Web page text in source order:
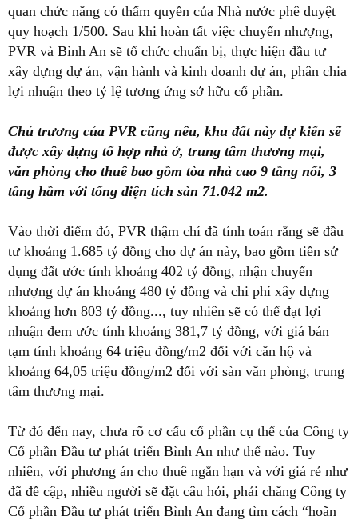
quan chức năng có thẩm quyền của Nhà nước phê duyệt
quy hoạch 1/500. Sau khi hoàn tất việc chuyển nhượng,
PVR và Bình An sẽ tổ chức chuẩn bị, thực hiện đầu tư
xây dựng dự án, vận hành và kinh doanh dự án, phân chia
lợi nhuận theo tỷ lệ tương ứng sở hữu cổ phần.
Chủ trương của PVR cũng nêu, khu đất này dự kiến sẽ
được xây dựng tổ hợp nhà ở, trung tâm thương mại,
văn phòng cho thuê bao gồm tòa nhà cao 9 tầng nổi, 3
tầng hầm với tổng diện tích sàn 71.042 m2.
Vào thời điểm đó, PVR thậm chí đã tính toán rằng sẽ đầu
tư khoảng 1.685 tỷ đồng cho dự án này, bao gồm tiền sử
dụng đất ước tính khoảng 402 tỷ đồng, nhận chuyển
nhượng dự án khoảng 480 tỷ đồng và chi phí xây dựng
khoảng hơn 803 tỷ đồng..., tuy nhiên sẽ có thể đạt lợi
nhuận đem ước tính khoảng 381,7 tỷ đồng, với giá bán
tạm tính khoảng 64 triệu đồng/m2 đối với căn hộ và
khoảng 64,05 triệu đồng/m2 đối với sàn văn phòng, trung
tâm thương mại.
Từ đó đến nay, chưa rõ cơ cấu cổ phần cụ thể của Công ty
Cổ phần Đầu tư phát triển Bình An như thế nào. Tuy
nhiên, với phương án cho thuê ngắn hạn và với giá rẻ như
đã đề cập, nhiều người sẽ đặt câu hỏi, phải chăng Công ty
Cổ phần Đầu tư phát triển Bình An đang tìm cách “hoãn